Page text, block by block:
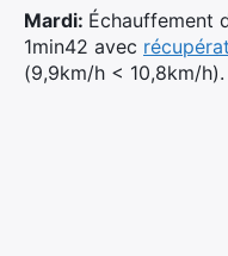
Mardi: Échauffement
1min42 avec
(9,9km/h < 10,8km/h).